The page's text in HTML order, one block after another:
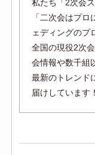
私たち「2次会
「二次会はプ
ェディングのプ
全国の現役2次
会情報や数千組
最新のトレンド
届けしています！